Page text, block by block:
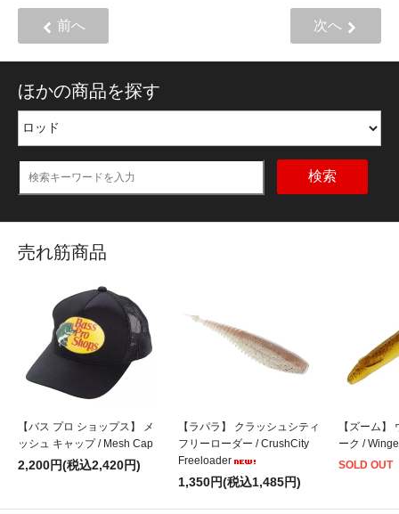
前へ 次へ
ほかの商品を探す
検索
売れ筋商品
【バス プロ ショップス】 メ
ッシュ キャップ / Mesh Cap
2,200円(税込2,420円)
【ラパラ】 クラッシュシティ
フリーローダー / CrushCity
Freeloader
1,350円(税込1,485円)
【ズーム】
ーク /
SOLD OUT